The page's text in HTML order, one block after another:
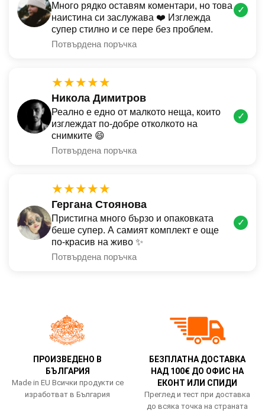
Много рядко оставям коментари, но това
наистина си заслужава ❤️ Изглежда
супер стилно и се пере без проблем.
Потвърдена поръчка
✓
★★★★★
Никола Димитров
Реално е едно от малкото неща, които
изглеждат по-добре отколкото на
снимките 😄
Потвърдена поръчка
✓
★★★★★
Гергана Стоянова
Пристигна много бързо и опаковката
беше супер. А самият комплект е още
по-красив на живо ✨
Потвърдена поръчка
✓
ПРОИЗВЕДЕНО В
БЪЛГАРИЯ
Made in EU Всички продукти се
изработват в България
БЕЗПЛАТНА ДОСТАВКА
НАД 100€ ДО ОФИС НА
ЕКОНТ ИЛИ СПИДИ
Преглед и тест при доставка
до всяка точка на страната